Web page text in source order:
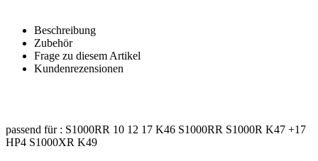
Beschreibung
Zubehör
Frage zu diesem Artikel
Kundenrezensionen
passend für : S1000RR 10 12 17 K46 S1000RR S1000R K47 +17
HP4 S1000XR K49